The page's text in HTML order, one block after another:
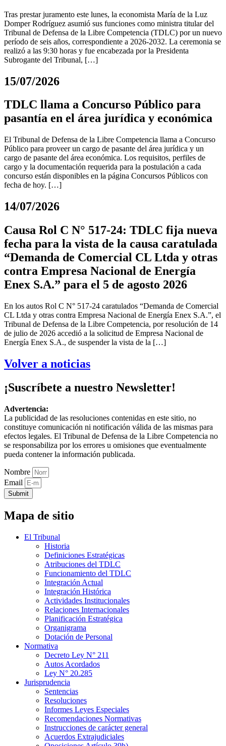
Tras prestar juramento este lunes, la economista María de la Luz
Domper Rodríguez asumió sus funciones como ministra titular del
Tribunal de Defensa de la Libre Competencia (TDLC) por un nuevo
período de seis años, correspondiente a 2026-2032. La ceremonia se
realizó a las 9:30 horas y fue encabezada por la Presidenta
Subrogante del Tribunal, […]
15/07/2026
TDLC llama a Concurso Público para
pasantía en el área jurídica y económica
El Tribunal de Defensa de la Libre Competencia llama a Concurso
Público para proveer un cargo de pasante del área jurídica y un
cargo de pasante del área económica. Los requisitos, perfiles de
cargo y la documentación requerida para la postulación a cada
concurso están disponibles en la página Concursos Públicos con
fecha de hoy. […]
14/07/2026
Causa Rol C N° 517-24: TDLC fija nueva
fecha para la vista de la causa caratulada
“Demanda de Comercial CL Ltda y otras
contra Empresa Nacional de Energía
Enex S.A.” para el 5 de agosto 2026
En los autos Rol C N° 517-24 caratulados “Demanda de Comercial
CL Ltda y otras contra Empresa Nacional de Energía Enex S.A.”, el
Tribunal de Defensa de la Libre Competencia, por resolución de 14
de julio de 2026 accedió a la solicitud de Empresa Nacional de
Energía Enex S.A., de suspender la vista de la […]
Volver a noticias
¡Suscríbete a nuestro Newsletter!
Advertencia:
La publicidad de las resoluciones contenidas en este sitio, no
constituye comunicación ni notificación válida de las mismas para
efectos legales. El Tribunal de Defensa de la Libre Competencia no
se responsabiliza por los errores u omisiones que eventualmente
pueda contener la información publicada.
Nombre
Email
Submit
Mapa de sitio
El Tribunal
Historia
Definiciones Estratégicas
Atribuciones del TDLC
Funcionamiento del TDLC
Integración Actual
Integración Histórica
Actividades Institucionales
Relaciones Internacionales
Planificación Estratégica
Organigrama
Dotación de Personal
Normativa
Decreto Ley N° 211
Autos Acordados
Ley N° 20.285
Jurisprudencia
Sentencias
Resoluciones
Informes Leyes Especiales
Recomendaciones Normativas
Instrucciones de carácter general
Acuerdos Extrajudiciales